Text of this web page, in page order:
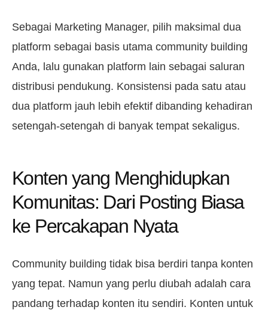
Sebagai Marketing Manager, pilih maksimal dua
platform sebagai basis utama community building
Anda, lalu gunakan platform lain sebagai saluran
distribusi pendukung. Konsistensi pada satu atau
dua platform jauh lebih efektif dibanding kehadiran
setengah-setengah di banyak tempat sekaligus.
Konten yang Menghidupkan
Komunitas: Dari Posting Biasa
ke Percakapan Nyata
Community building tidak bisa berdiri tanpa konten
yang tepat. Namun yang perlu diubah adalah cara
pandang terhadap konten itu sendiri. Konten untuk